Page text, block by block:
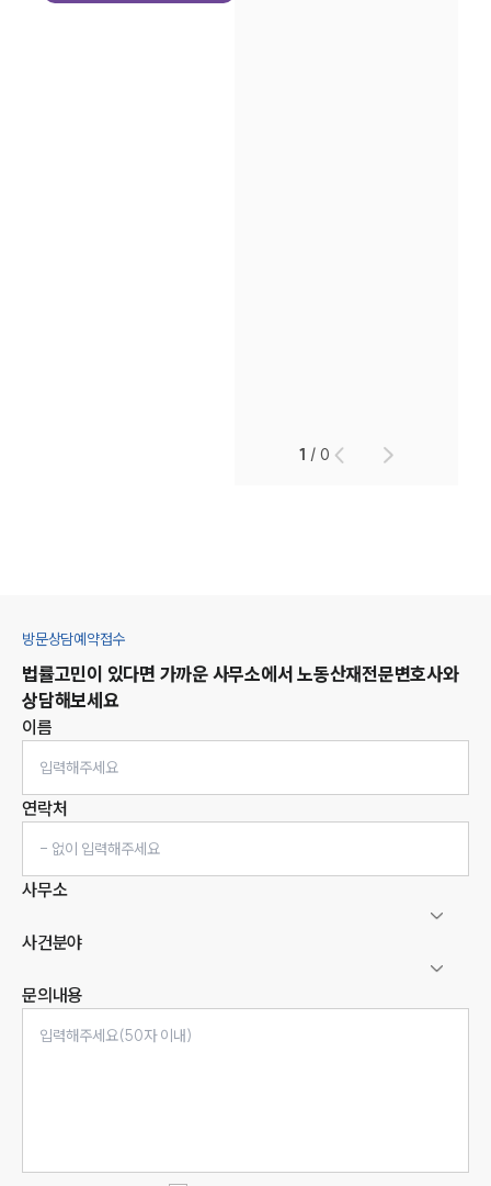
1 /0
방문상담예약접수
법률고민이 있다면 가까운 사무소에서 노동산재전문변호사와
상담해보세요
이름
연락처
사무소
사건분야
문의내용